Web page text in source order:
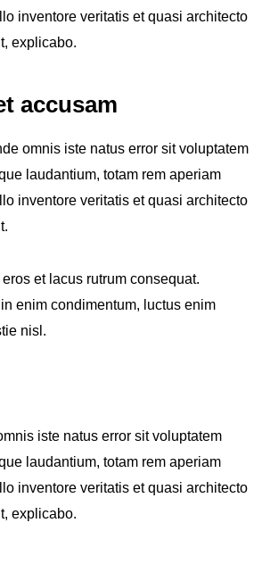
inventore veritatis et quasi architecto
explicabo.
accusam
omnis iste natus error sit voluptatem
laudantium, totam rem aperiam
inventore veritatis et quasi architecto
et lacus rutrum consequat.
enim condimentum, luctus enim
nisl.
iste natus error sit voluptatem
laudantium, totam rem aperiam
inventore veritatis et quasi architecto
explicabo.